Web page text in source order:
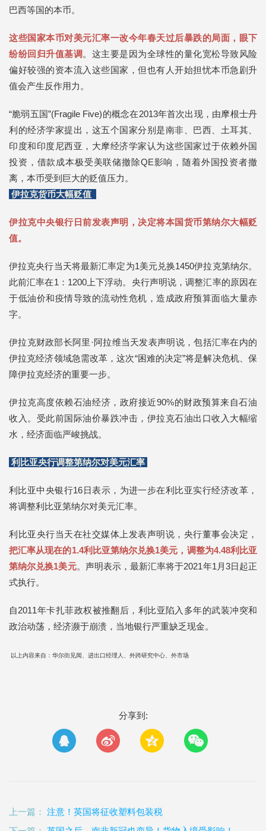
巴西等国的本币。
这些国家本币对美元汇率一改今年春天过后暴跌的局面，眼下
纷纷回归升值基调 。这主要是因为全球性的量化宽松导致风险
偏好较强的资本流入这些国家，但也有人开始担忧本币急剧升
值会产生反作用力。
“脆弱五国”(Fragile Five)的概念在2013年首次出现，由摩根士丹
利的经济学家提出，这五个国家分别是南非、巴西、土耳其、
印度和印度尼西亚，大摩经济学家认为这些国家过于依赖外国
投资，借款成本极受美联储撤除QE影响，随着外国投资者撤
离，本币受到巨大的贬值压力。
伊拉克货币大幅贬值
伊拉克中央银行日前发表声明，决定将本国货币第纳尔大幅贬
值。
伊拉克央行当天将最新汇率定为1美元兑换1450伊拉克第纳尔。
此前汇率在1：1200上下浮动。央行声明说，调整汇率的原因在
于低油价和疫情导致的流动性危机，造成政府预算面临大量赤
字。
伊拉克财政部长阿里·阿拉维当天发表声明说，包括汇率在内的
伊拉克经济领域急需改革，这次“困难的决定”将是解决危机、保
障伊拉克经济的重要一步。
伊拉克高度依赖石油经济，政府接近90%的财政预算来自石油
收入。受此前国际油价暴跌冲击，伊拉克石油出口收入大幅缩
水，经济面临严峻挑战。
利比亚央行调整第纳尔对美元汇率
利比亚中央银行16日表示，为进一步在利比亚实行经济改革，
将调整利比亚第纳尔对美元汇率。
利比亚央行当天在社交媒体上发表声明说，央行董事会决定，
把汇率从现在的1.4利比亚第纳尔兑换1美元，调整为4.48利比亚
第纳尔兑换1美元。声明表示，最新汇率将于2021年1月3日起正
式执行。
自2011年卡扎菲政权被推翻后，利比亚陷入多年的武装冲突和
政治动荡，经济濒于崩溃，当地银行严重缺乏现金。
以上内容来自：华尔街见闻、进出口经理人、外跨研究中心、外市场
分享到:
上一篇： 注意！英国将征收塑料包装税